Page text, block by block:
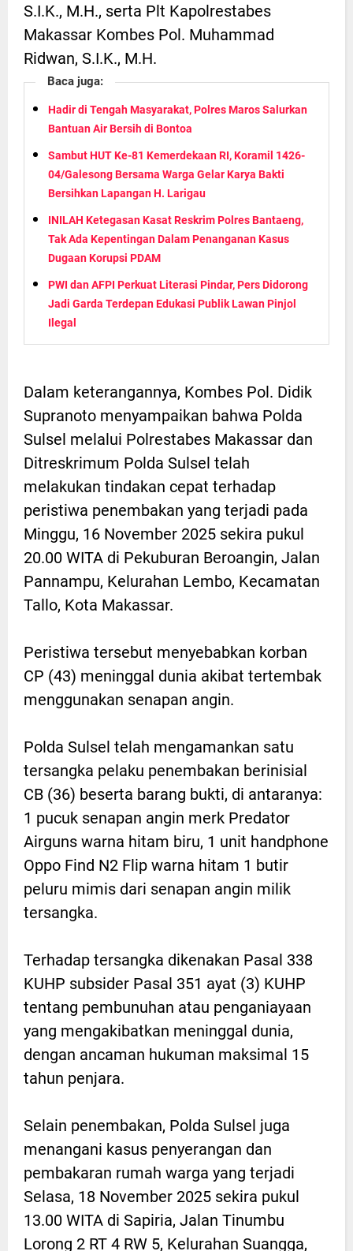
S.I.K., M.H., serta Plt Kapolrestabes
Makassar Kombes Pol. Muhammad
Ridwan, S.I.K., M.H.
Baca juga:
Hadir di Tengah Masyarakat, Polres Maros Salurkan
Bantuan Air Bersih di Bontoa
Sambut HUT Ke-81 Kemerdekaan RI, Koramil 1426-
04/Galesong Bersama Warga Gelar Karya Bakti
Bersihkan Lapangan H. Larigau
INILAH Ketegasan Kasat Reskrim Polres Bantaeng,
Tak Ada Kepentingan Dalam Penanganan Kasus
Dugaan Korupsi PDAM
PWI dan AFPI Perkuat Literasi Pindar, Pers Didorong
Jadi Garda Terdepan Edukasi Publik Lawan Pinjol
Ilegal
Dalam keterangannya, Kombes Pol. Didik
Supranoto menyampaikan bahwa Polda
Sulsel melalui Polrestabes Makassar dan
Ditreskrimum Polda Sulsel telah
melakukan tindakan cepat terhadap
peristiwa penembakan yang terjadi pada
Minggu, 16 November 2025 sekira pukul
20.00 WITA di Pekuburan Beroangin, Jalan
Pannampu, Kelurahan Lembo, Kecamatan
Tallo, Kota Makassar.
Peristiwa tersebut menyebabkan korban
CP (43) meninggal dunia akibat tertembak
menggunakan senapan angin.
Polda Sulsel telah mengamankan satu
tersangka pelaku penembakan berinisial
CB (36) beserta barang bukti, di antaranya:
1 pucuk senapan angin merk Predator
Airguns warna hitam biru, 1 unit handphone
Oppo Find N2 Flip warna hitam 1 butir
peluru mimis dari senapan angin milik
tersangka.
Terhadap tersangka dikenakan Pasal 338
KUHP subsider Pasal 351 ayat (3) KUHP
tentang pembunuhan atau penganiayaan
yang mengakibatkan meninggal dunia,
dengan ancaman hukuman maksimal 15
tahun penjara.
Selain penembakan, Polda Sulsel juga
menangani kasus penyerangan dan
pembakaran rumah warga yang terjadi
Selasa, 18 November 2025 sekira pukul
13.00 WITA di Sapiria, Jalan Tinumbu
Lorong 2 RT 4 RW 5, Kelurahan Suangga,